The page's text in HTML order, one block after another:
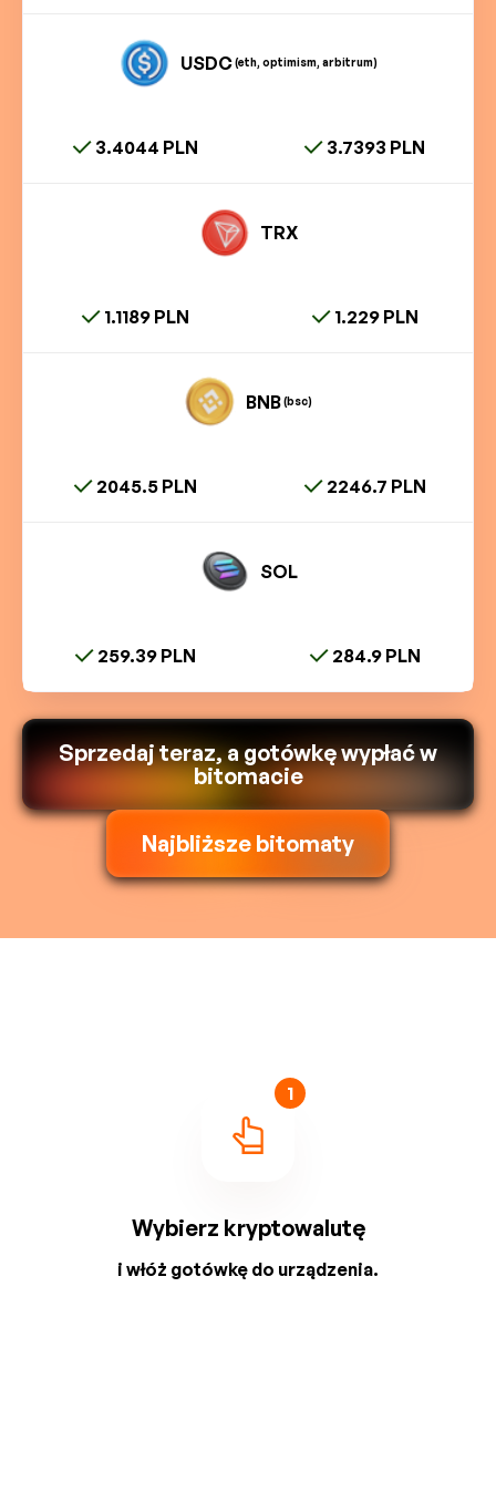
USDC(eth, optimism, arbitrum)
3.4044 PLN 3.7393 PLN
TRX
1.1189 PLN 1.229 PLN
BNB(bsc)
2045.5 PLN 2246.7 PLN
SOL
259.39 PLN 284.9 PLN
Sprzedaj teraz, a gotówkę wypłać w
bitomacie
Najbliższe bitomaty
1
Wybierz kryptowalutę
i włóż gotówkę do urządzenia.